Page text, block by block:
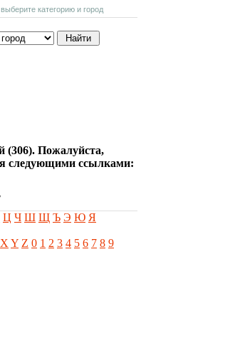
категорию и город
(306). Пожалуйста,
следующими ссылками:
Ц Ч Ш Щ Ъ Э Ю Я
X Y Z 0 1 2 3 4 5 6 7 8 9